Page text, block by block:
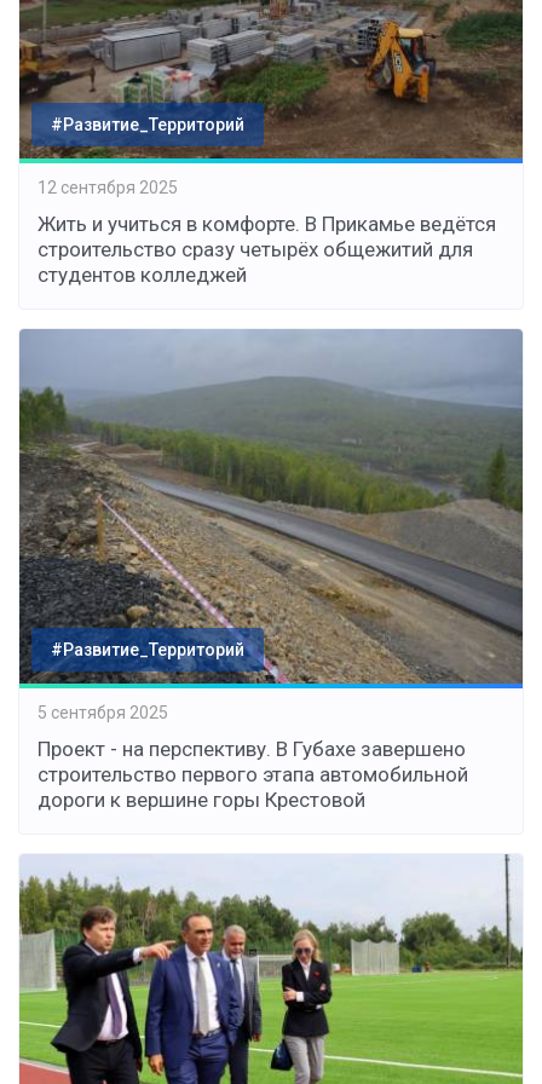
#Развитие_Территорий
12 сентября 2025
Жить и учиться в комфорте. В Прикамье ведётся
строительство сразу четырёх общежитий для
студентов колледжей
#Развитие_Территорий
5 сентября 2025
Проект - на перспективу. В Губахе завершено
строительство первого этапа автомобильной
дороги к вершине горы Крестовой